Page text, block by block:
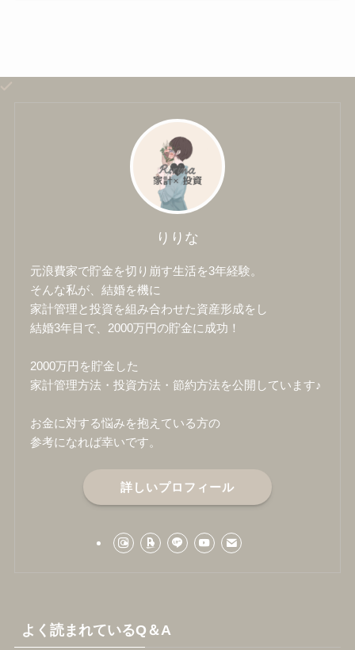
りりな
元浪費家で貯金を切り崩す生活を3年経験。
そんな私が、結婚を機に
家計管理と投資を組み合わせた資産形成をし
結婚3年目で、2000万円の貯金に成功！
2000万円を貯金した
家計管理方法・投資方法・節約方法を公開しています♪
お金に対する悩みを抱えている方の
参考になれば幸いです。
詳しいプロフィール
よく読まれているQ＆A